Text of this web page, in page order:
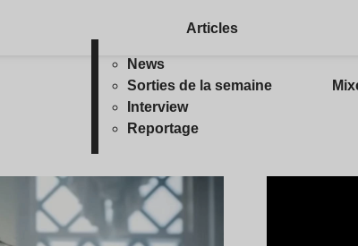
Articles
News
Sorties de la semaine
Interview
Reportage